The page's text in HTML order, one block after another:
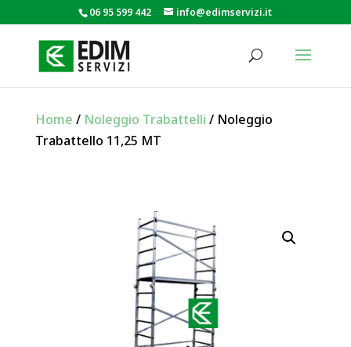
06 95 599 442 info@edimservizi.it
Home / Noleggio Trabattelli / Noleggio
Trabattello 11,25 MT